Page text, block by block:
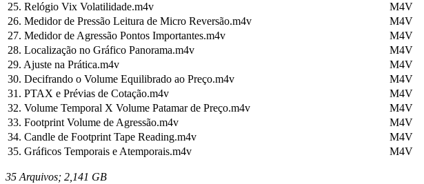
25. Relógio Vix Volatilidade.m4v
M4V
26. Medidor de Pressão Leitura de Micro Reversão.m4v
M4V
27. Medidor de Agressão Pontos Importantes.m4v
M4V
28. Localização no Gráfico Panorama.m4v
M4V
29. Ajuste na Prática.m4v
M4V
30. Decifrando o Volume Equilibrado ao Preço.m4v
M4V
31. PTAX e Prévias de Cotação.m4v
M4V
32. Volume Temporal X Volume Patamar de Preço.m4v
M4V
33. Footprint Volume de Agressão.m4v
M4V
34. Candle de Footprint Tape Reading.m4v
M4V
35. Gráficos Temporais e Atemporais.m4v
M4V
35 Arquivos; 2,141 GB